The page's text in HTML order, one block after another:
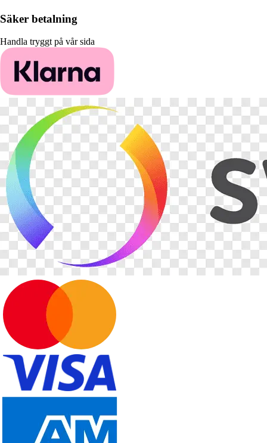
Säker betalning
Handla tryggt på vår sida